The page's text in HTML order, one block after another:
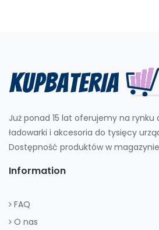
Już ponad 15 lat oferujemy na rynku
ładowarki i akcesoria do tysięcy
Dostępność produktów w
Information
FAQ
O nas